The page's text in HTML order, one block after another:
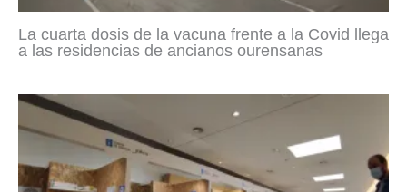
La cuarta dosis de la vacuna frente a la Covid llega
a las residencias de ancianos ourensanas